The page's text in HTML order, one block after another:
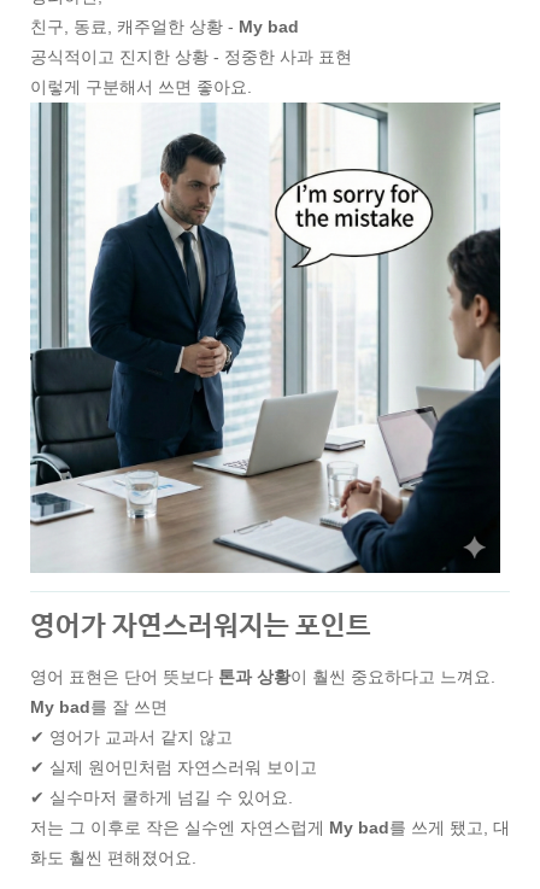
친구, 동료, 캐주얼한 상황 - My bad
공식적이고 진지한 상황 - 정중한 사과 표현
이렇게 구분해서 쓰면 좋아요.
영어가 자연스러워지는 포인트
영어 표현은 단어 뜻보다 톤과 상황이 훨씬 중요하다고 느껴요.
My bad를 잘 쓰면
✔ 영어가 교과서 같지 않고
✔ 실제 원어민처럼 자연스러워 보이고
✔ 실수마저 쿨하게 넘길 수 있어요.
저는 그 이후로 작은 실수엔 자연스럽게 My bad를 쓰게 됐고, 대
화도 훨씬 편해졌어요.